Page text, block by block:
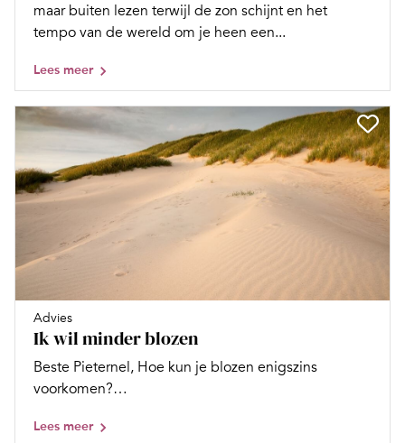
maar buiten lezen terwijl de zon schijnt en het
tempo van de wereld om je heen een...
Lees meer
Advies
Ik wil minder blozen
Beste Pieternel, Hoe kun je blozen enigszins
voorkomen?…
Lees meer